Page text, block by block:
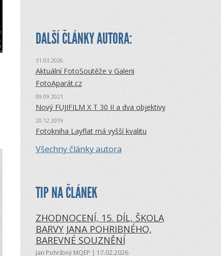
DALŠÍ ČLÁNKY AUTORA:
31.03.2026
Aktuální FotoSoutěže v Galerii
FotoAparát.cz
09.09.2021
Nový FUJIFILM X T 30 II a dva objektivy
20.12.2019
Fotokniha Layflat má vyšší kvalitu
Všechny články autora
TIP NA ČLÁNEK
ZHODNOCENÍ, 15. DÍL, ŠKOLA
BARVY JANA POHRIBNÉHO,
BAREVNÉ SOUZNĚNÍ
Jan Pohribný MQEP | 17.02.2026